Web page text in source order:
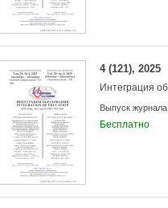
Учредители:
4 (121), 2025
Интеграция
Выпуск журнала
Бесплатно